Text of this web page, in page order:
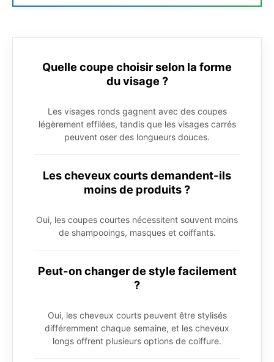
Quelle coupe choisir selon la forme
du visage ?
Les visages ronds gagnent avec des coupes
légèrement effilées, tandis que les visages carrés
peuvent oser des longueurs douces.
Les cheveux courts demandent-ils
moins de produits ?
Oui, les coupes courtes nécessitent souvent moins
de shampooings, masques et coiffants.
Peut-on changer de style facilement
?
Oui, les cheveux courts peuvent être stylisés
différemment chaque semaine, et les cheveux
longs offrent plusieurs options de coiffure.